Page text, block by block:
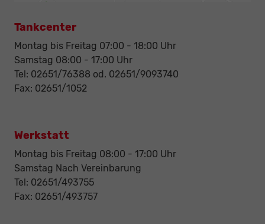
Tankcenter
Montag bis Freitag 07:00 - 18:00 Uhr
Samstag 08:00 - 17:00 Uhr
Tel: 02651/76388 od. 02651/9093740
Fax: 02651/1052
Werkstatt
Montag bis Freitag 08:00 - 17:00 Uhr
Samstag Nach Vereinbarung
Tel: 02651/493755
Fax: 02651/493757